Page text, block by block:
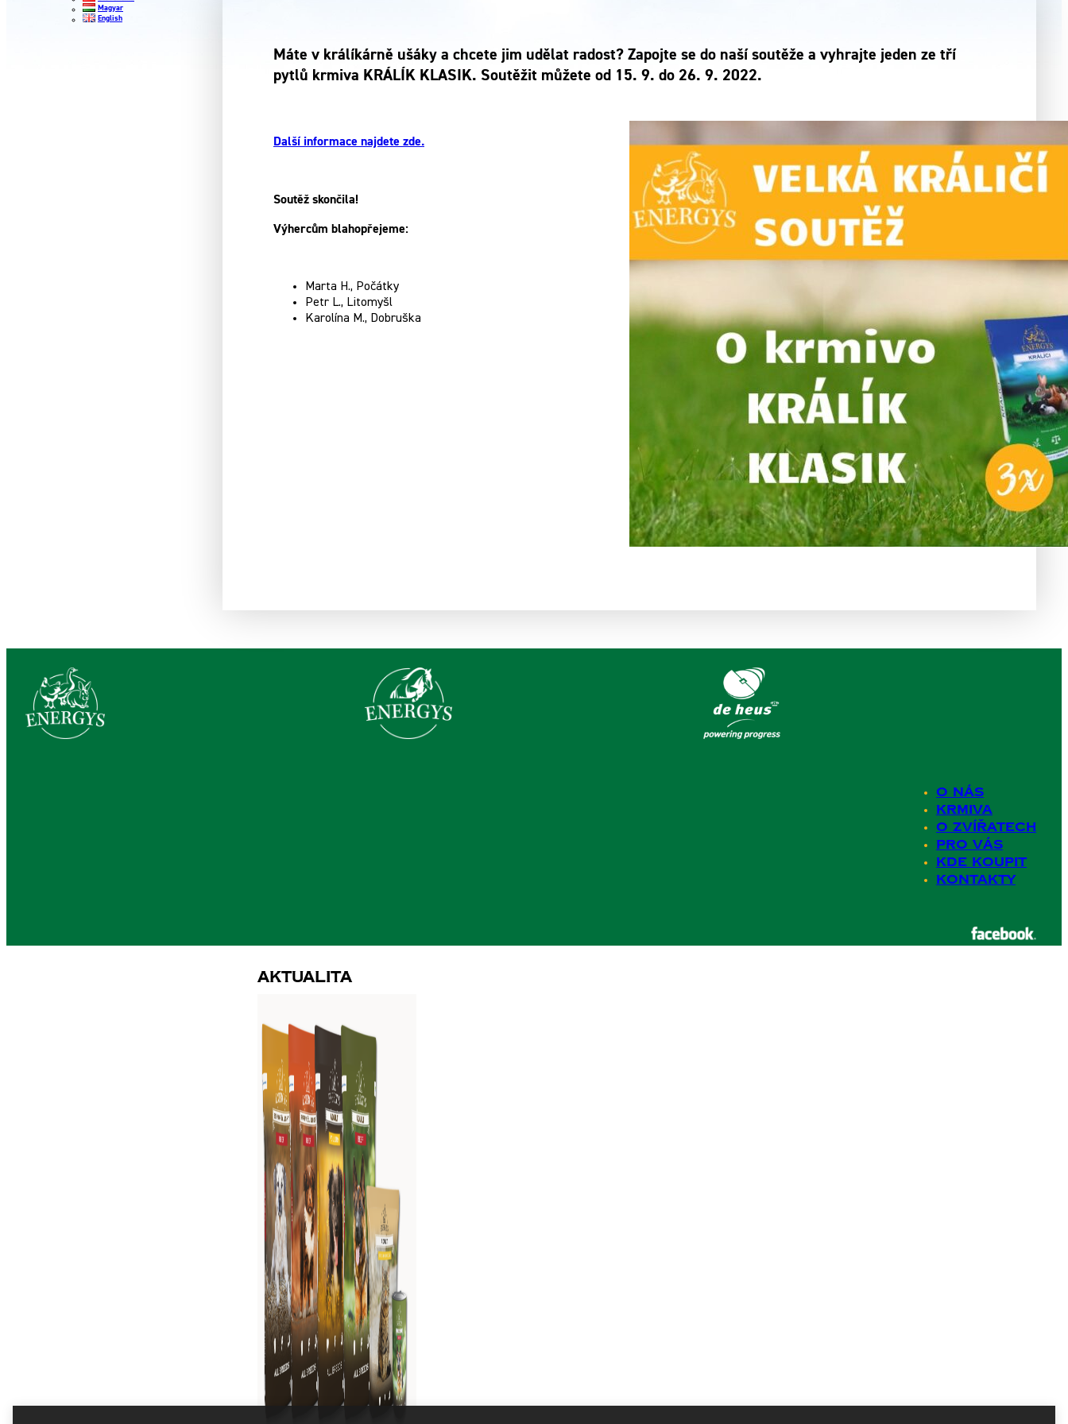
Magyar
English
Máte v králíkárně ušáky a chcete jim udělat radost? Zapojte se do naší soutěže a vyhrajte jeden ze tří
pytlů krmiva KRÁLÍK KLASIK. Soutěžit můžete od 15. 9. do 26. 9. 2022.
Další informace najdete zde.
Soutěž skončila!
Výhercům blahopřejeme:
Marta H., Počátky
Petr L., Litomyšl
Karolína M., Dobruška
O nás
Krmiva
O zvířatech
Pro Vás
Kde koupit
Kontakty
Aktualita